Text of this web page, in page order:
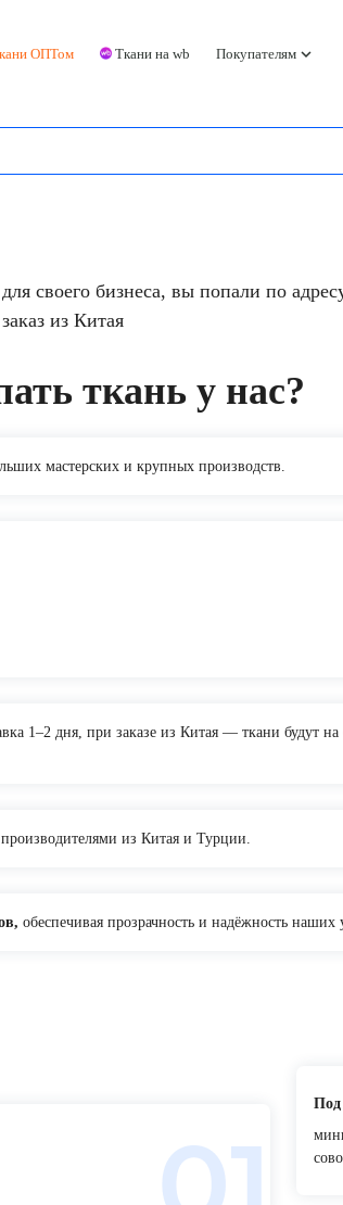
ОПТом Ткани на wb Покупателямkeyboard_arrow_down
своего бизнеса, вы попали по
из Китая
ткань у нас?
мастерских и крупных производств.
1–2 дня, при заказе из Китая — ткани будут
из Китая и Турции.
обеспечивая прозрачность и надёжность наших
Под